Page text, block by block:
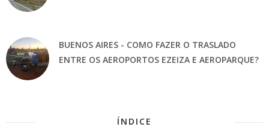
BUENOS AIRES - COMO FAZER O TRASLADO
ENTRE OS AEROPORTOS EZEIZA E AEROPARQUE?
ÍNDICE